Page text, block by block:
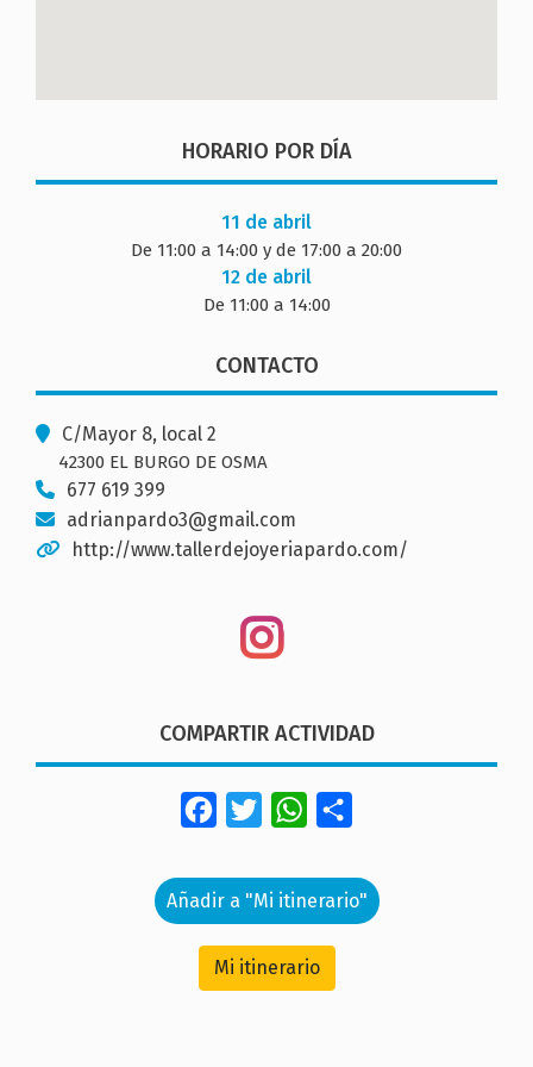
HORARIO POR DÍA
11 de abril
De 11:00 a 14:00 y de 17:00 a 20:00
12 de abril
De 11:00 a 14:00
CONTACTO
C/Mayor 8, local 2
42300 EL BURGO DE OSMA
677 619 399
adrianpardo3@gmail.com
http://www.tallerdejoyeriapardo.com/
COMPARTIR ACTIVIDAD
FacebookTwitterWhatsApp
Añadir a "Mi itinerario"
Mi itinerario